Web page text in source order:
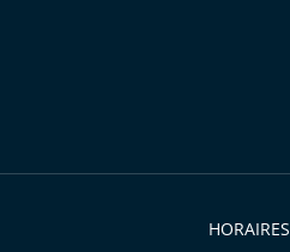
HORAIRES